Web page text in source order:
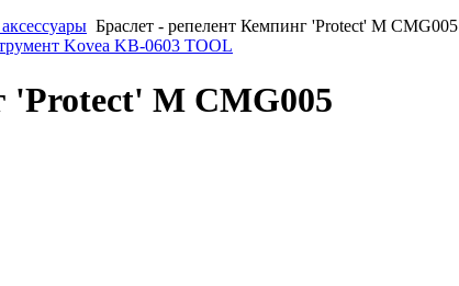
Браслет - репелент Кемпинг 'Protect' M CMG005
Kovea KB-0603 TOOL
'Protect' M CMG005